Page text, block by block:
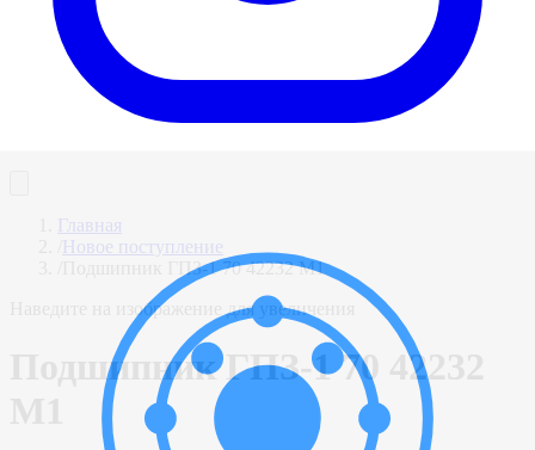
Главная
Новое поступление
Подшипник ГПЗ-1 70 42232 М1
Наведите на изображение для увеличения
Подшипник ГПЗ-1 70 42232